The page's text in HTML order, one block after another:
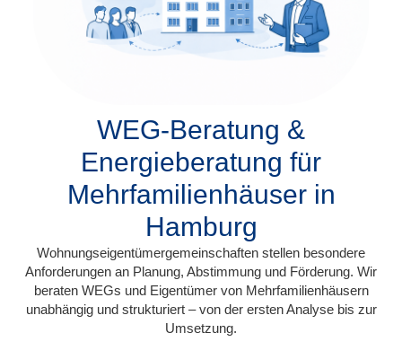
WEG-Beratung &
Energieberatung für
Mehrfamilienhäuser in
Hamburg
Wohnungseigentümergemeinschaften stellen besondere
Anforderungen an Planung, Abstimmung und Förderung. Wir
beraten WEGs und Eigentümer von Mehrfamilienhäusern
unabhängig und strukturiert – von der ersten Analyse bis zur
Umsetzung.